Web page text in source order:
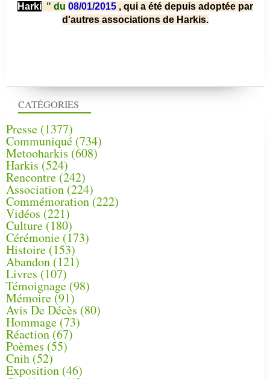
CATÉGORIES
Presse (1377)
Communiqué (734)
Metooharkis (608)
Harkis (524)
Rencontre (242)
Association (224)
Commémoration(222)
Vidéos (221)
Culture(180)
Cérémonie (173)
Histoire (153)
Abandon(121)
Livres (107)
Témoignage (98)
Mémoire (91)
Avis De Décès (80)
Hommage (73)
Réaction(67)
Poèmes (55)
Cnih (52)
Exposition (46)
Harki " du 08/01/2015 , qui a été depuis adoptée par
d'autres associations de Harkis.